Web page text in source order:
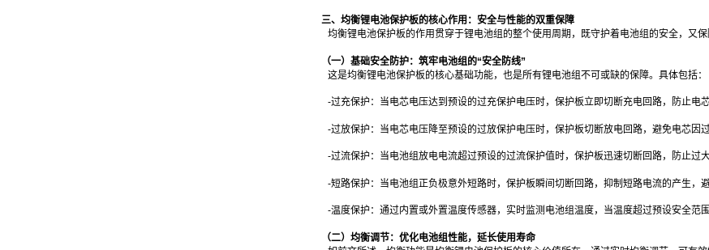
三、均衡锂电池保护板的核心作用：安全与性能的双重保障
均衡锂电池保护板的作用贯穿于锂电池组的整个使用周期，既守护着电池组的安全，又
（一）基础安全防护：筑牢电池组的“安全防线”
这是均衡锂电池保护板的核心基础功能，也是所有锂电池组不可或缺的保障。具体包括：
-过充保护：当电芯电压达到预设的过充保护电压时，保护板立即切断充电回路，防止电
-过放保护：当电芯电压降至预设的过放保护电压时，保护板切断放电回路，避免电芯因
-过流保护：当电池组放电电流超过预设的过流保护值时，保护板迅速切断回路，防止过
-短路保护：当电池组正负极意外短路时，保护板瞬间切断回路，抑制短路电流的产生，
-温度保护：通过内置或外置温度传感器，实时监测电池组温度，当温度超过预设安全范
（二）均衡调节：优化电池组性能，延长使用寿命